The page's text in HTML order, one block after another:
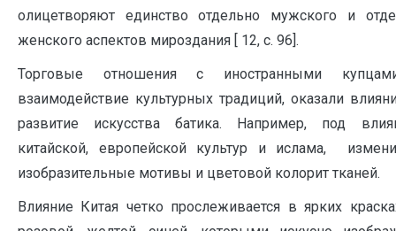
олицетворяют единство отдельно мужского и
женского аспектов мироздания [ 12, с. 96].
Торговые отношения с иностранными
взаимодействие культурных традиций, оказали
развитие искусства батика. Например, под
китайской, европейской культур и ислама,
изобразительные мотивы и цветовой колорит тканей.
Влияние Китая четко прослеживается в ярких